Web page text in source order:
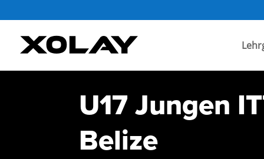
U17 Jungen
Belize